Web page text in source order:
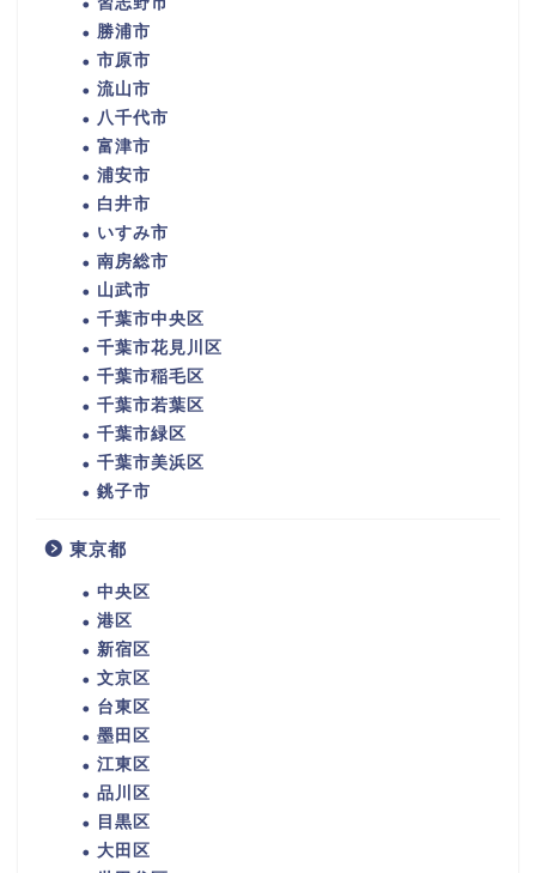
勝浦市
市原市
流山市
八千代市
富津市
浦安市
白井市
いすみ市
南房総市
山武市
千葉市中央区
千葉市花見川区
千葉市稲毛区
千葉市若葉区
千葉市緑区
千葉市美浜区
銚子市
東京都
中央区
港区
新宿区
文京区
台東区
墨田区
江東区
品川区
目黒区
大田区